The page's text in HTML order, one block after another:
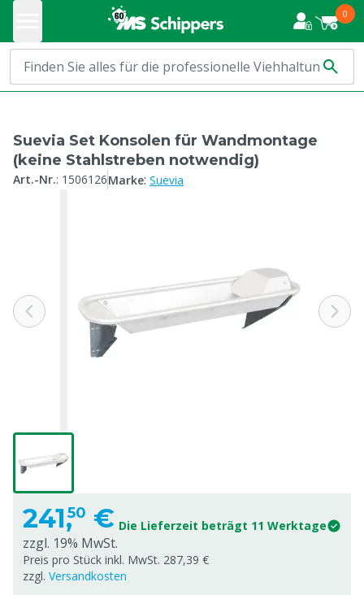
0
Suevia Set Konsolen für Wandmontage
(keine Stahlstreben notwendig)
Art.-Nr.: 1506126Marke: Suevia
241,50 € Die Lieferzeit beträgt 11 Werktage
zzgl. 19% MwSt.
Preis pro Stück inkl. MwSt. 287,39 €
zzgl. Versandkosten